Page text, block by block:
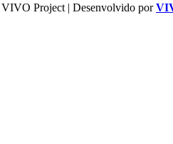
Project | Desenvolvido por